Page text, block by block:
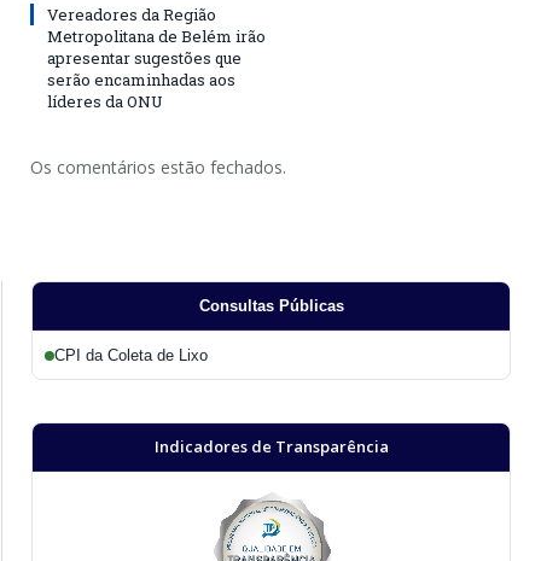
Vereadores da Região
Metropolitana de Belém irão
apresentar sugestões que
serão encaminhadas aos
líderes da ONU
Os comentários estão fechados.
Consultas Públicas
CPI da Coleta de Lixo
Indicadores de Transparência